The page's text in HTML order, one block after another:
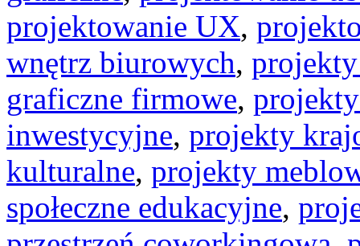
projektowanie UX,
wnętrz biurowych, projekty
graficzne firmowe,
inwestycyjne, projekty
kulturalne, projekty
społeczne edukacyjne,